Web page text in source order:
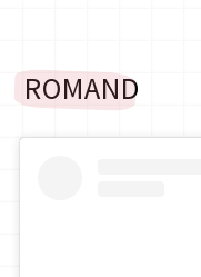
ROMAND